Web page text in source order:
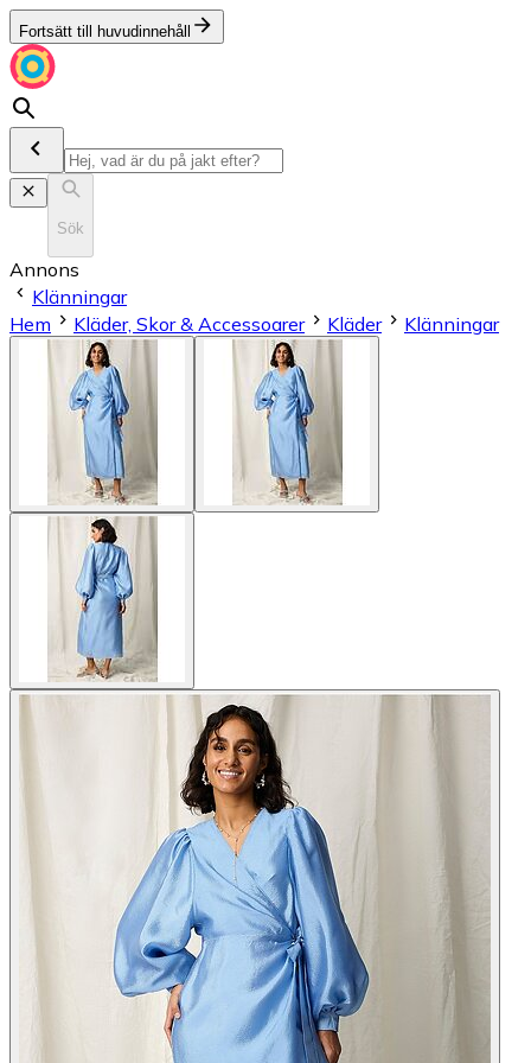
Fortsätt till huvudinnehåll
Sök
Annons
Klänningar
Hem
Kläder, Skor & Accessoarer Kläder Klänningar